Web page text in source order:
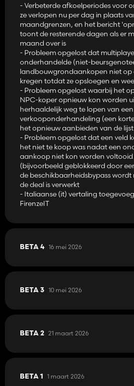
- Verbeterde afkoelperiodes voor
ze verlopen nu per dag in plaats
maandgrenzen, en het bericht
toont de resterende dagen als er
maand over is
- Probleem opgelost dat
onderhandelde (niet-
landbouwgrondaankopen niet op
kregen totdat ze opsloegen en
- Probleem opgelost waarbij het
NPC-koper opnieuw kon worden
herhaaldelijk weg te lopen van een
verkooponderhandeling (een
het opnieuw aanbieden van de
- Probleem opgelost dat een veld
het niet te koop was nadat een
aankoop niet kon worden voltooid
(bijvoorbeeld geblokkeerd door
de beschikbaarheidsbypass
de deal is verwerkt
- Italiaanse (it) vertaling
FirenzeIT
BETA 4 16 mei 2026
BETA 3 10 mei 2026
BETA 2 21 maart 2026
BETA 1 1 maart 2026